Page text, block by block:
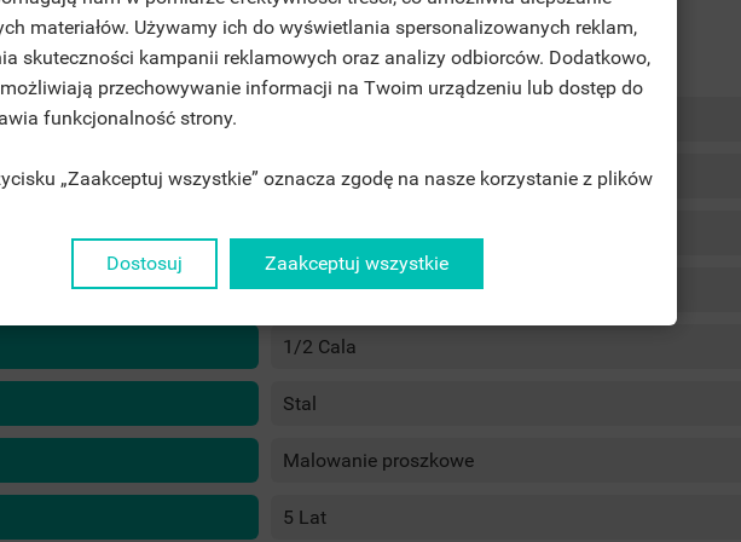
Pionowa
10 Bar
1/2 Cala
Stal
Malowanie proszkowe
5 Lat
LISTY ŻYCZEŃ
add_circle_outlineUTWÓRZ NOWĄ LISTĘ
MÜSSEN ANGEMELDET SEIN, UM ARTIKEL IHRER WUNSCHLISTE
ZU KÖNNEN.
materiałów. Używamy ich do wyświetlania spersonalizowanych reklam,
skuteczności kampanii reklamowych oraz analizy odbiorców. Dodatkowo,
przechowywanie informacji na Twoim urządzeniu lub dostęp do
funkcjonalność strony.
„Zaakceptuj wszystkie” oznacza zgodę na nasze korzystanie z plików
Dostosuj Zaakceptuj wszystkie